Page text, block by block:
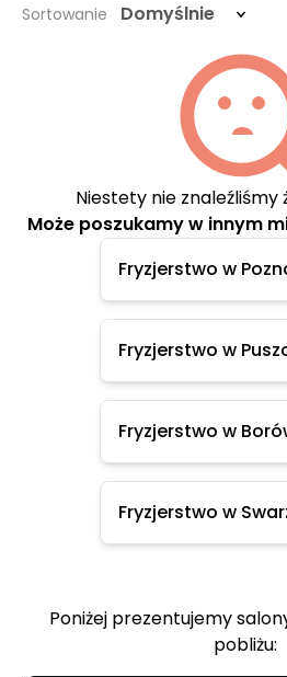
Sortowanie Domyślnie
Niestety nie znaleźliśmy
Może poszukamy w innym
Fryzjerstwo w
Fryzjerstwo w
Fryzjerstwo w
Fryzjerstwo w
Poniżej prezentujemy
pobliżu: